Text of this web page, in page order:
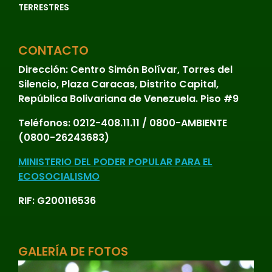
TERRESTRES
CONTACTO
Dirección: Centro Simón Bolívar, Torres del
Silencio, Plaza Caracas, Distrito Capital,
República Bolivariana de Venezuela. Piso #9
Teléfonos: 0212-408.11.11 / 0800-AMBIENTE
(0800-26243683)
MINISTERIO DEL PODER POPULAR PARA EL
ECOSOCIALISMO
RIF: G200116536
GALERÍA DE FOTOS